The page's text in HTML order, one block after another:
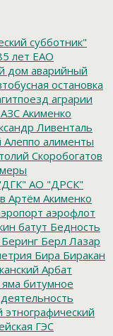
субботник"
лет ЕАО
дом аварийный
остановка
аграрии
АЗС Акименко
Ливенталь
Алеппо алименты
Скоробогатов
АО "ДРСК"
Артём Акименко
аэрофлот
батут Бедность
Беринг Берл Лазар
Бира Биракан
Арбат
битумное
ГЭС